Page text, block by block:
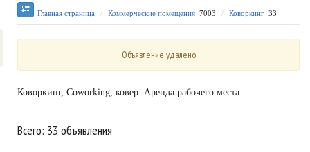
Главная страница Коммерческие помещения 7003 Коворкинг 33
Объявление удалено
Коворкинг, Coworking, ковер. Аренда рабочего места.
Всего: 33 объявления